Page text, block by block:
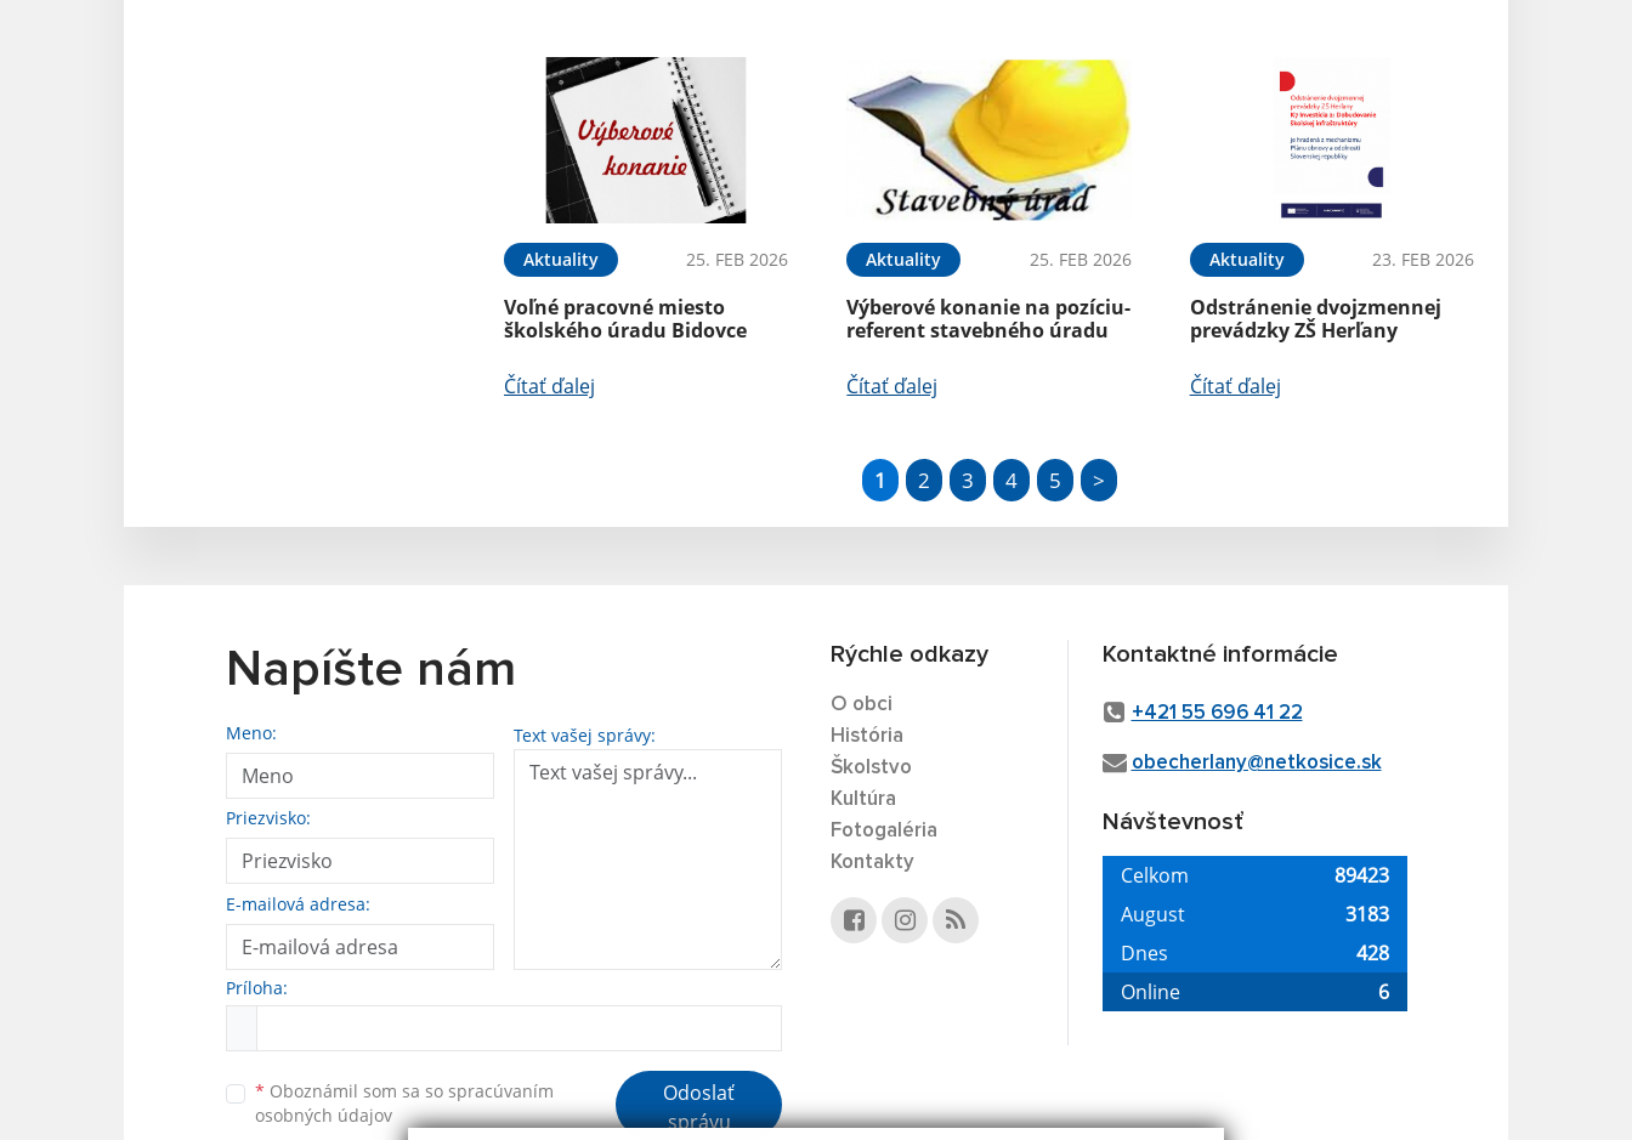
Aktuality 25. FEB 2026
Voľné pracovné miesto
školského úradu Bidovce
Čítať ďalej
Aktuality 25. FEB 2026
Výberové konanie na pozíciu-
referent stavebného úradu
Čítať ďalej
Aktuality 23. FEB 2026
Odstránenie dvojzmennej
prevádzky ZŠ Herľany
Čítať ďalej
1 2 3 4 5 >
Napíšte nám
Meno:
Priezvisko:
E-mailová adresa:
Text vašej správy:
Príloha:
* Oboznámil som sa so spracúvaním
osobných údajov
Odoslať
správu
Rýchle odkazy
O obci
História
Školstvo
Kultúra
Fotogaléria
Kontakty
Kontaktné informácie
+421 55 696 41 22
obecherlany@netkosice.sk
Návštevnosť